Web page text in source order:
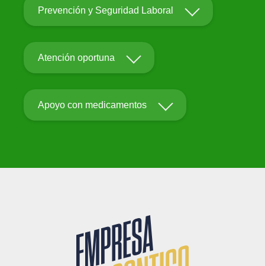
Prevención y Seguridad Laboral >
Atención oportuna >
Apoyo con medicamentos >